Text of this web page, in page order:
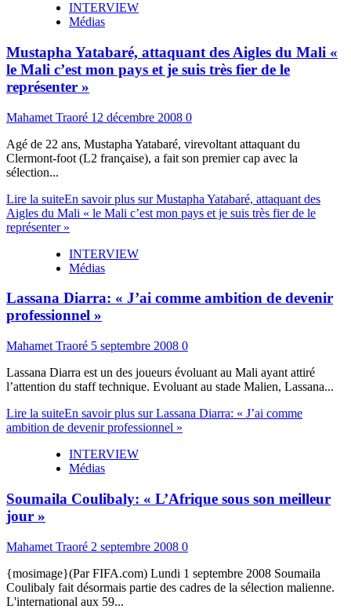
INTERVIEW
Médias
Mustapha Yatabaré, attaquant des Aigles du Mali «
le Mali c’est mon pays et je suis très fier de le
représenter »
Mahamet Traoré 12 décembre 2008 0
Agé de 22 ans, Mustapha Yatabaré, virevoltant attaquant du
Clermont-foot (L2 française), a fait son premier cap avec la
sélection...
Lire la suiteEn savoir plus sur Mustapha Yatabaré, attaquant des
Aigles du Mali « le Mali c’est mon pays et je suis très fier de le
représenter »
INTERVIEW
Médias
Lassana Diarra: « J’ai comme ambition de devenir
professionnel »
Mahamet Traoré 5 septembre 2008 0
Lassana Diarra est un des joueurs évoluant au Mali ayant attiré
l’attention du staff technique. Evoluant au stade Malien, Lassana...
Lire la suiteEn savoir plus sur Lassana Diarra: « J’ai comme
ambition de devenir professionnel »
INTERVIEW
Médias
Soumaila Coulibaly: « L’Afrique sous son meilleur
jour »
Mahamet Traoré 2 septembre 2008 0
{mosimage}(Par FIFA.com) Lundi 1 septembre 2008 Soumaila
Coulibaly fait désormais partie des cadres de la sélection malienne.
L'international aux 59...